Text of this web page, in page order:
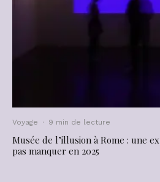
Voyage · 9 min de lecture
Musée de l’illusion à Rome : une
pas manquer en 2025